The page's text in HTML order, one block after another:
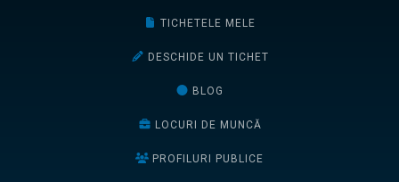
TICHETELE MELE
DESCHIDE UN TICHET
BLOG
LOCURI DE MUNCĂ
PROFILURI PUBLICE